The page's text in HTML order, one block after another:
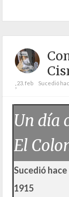
;23. feb Sucedió
Un día
El
Sucedió hace
1915